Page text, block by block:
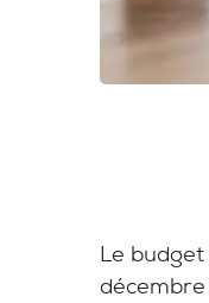
Le